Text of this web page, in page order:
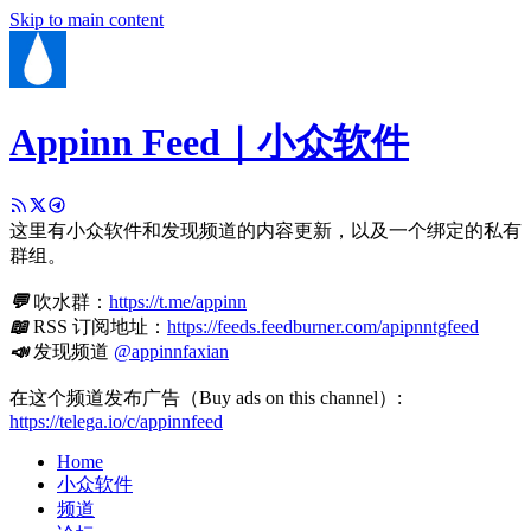
Skip to main content
Appinn Feed｜小众软件
这里有小众软件和发现频道的内容更新，以及一个绑定的私有
群组。
💬吹水群： https://t.me/appinn
📖RSS 订阅地址： https://feeds.feedburner.com/apipnntgfeed
📣发现频道 @appinnfaxian
在这个频道发布广告（Buy ads on this channel）:
https://telega.io/c/appinnfeed
Home
小众软件
频道